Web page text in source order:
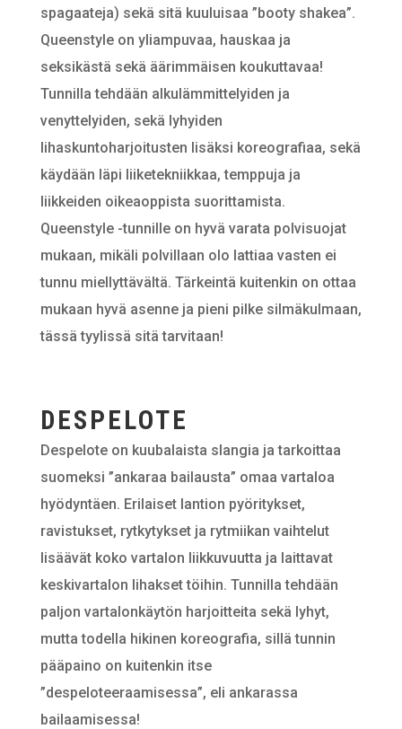
spagaateja) sekä sitä kuuluisaa ”booty shakea”.
Queenstyle on yliampuvaa, hauskaa ja
seksikästä sekä äärimmäisen koukuttavaa!
Tunnilla tehdään alkulämmittelyiden ja
venyttelyiden, sekä lyhyiden
lihaskuntoharjoitusten lisäksi koreografiaa, sekä
käydään läpi liiketekniikkaa, temppuja ja
liikkeiden oikeaoppista suorittamista.
Queenstyle -tunnille on hyvä varata polvisuojat
mukaan, mikäli polvillaan olo lattiaa vasten ei
tunnu miellyttävältä. Tärkeintä kuitenkin on ottaa
mukaan hyvä asenne ja pieni pilke silmäkulmaan,
tässä tyylissä sitä tarvitaan!
DESPELOTE
Despelote on kuubalaista slangia ja tarkoittaa
suomeksi ”ankaraa bailausta” omaa vartaloa
hyödyntäen. Erilaiset lantion pyöritykset,
ravistukset, rytkytykset ja rytmiikan vaihtelut
lisäävät koko vartalon liikkuvuutta ja laittavat
keskivartalon lihakset töihin. Tunnilla tehdään
paljon vartalonkäytön harjoitteita sekä lyhyt,
mutta todella hikinen koreografia, sillä tunnin
pääpaino on kuitenkin itse
”despeloteeraamisessa”, eli ankarassa
bailaamisessa!